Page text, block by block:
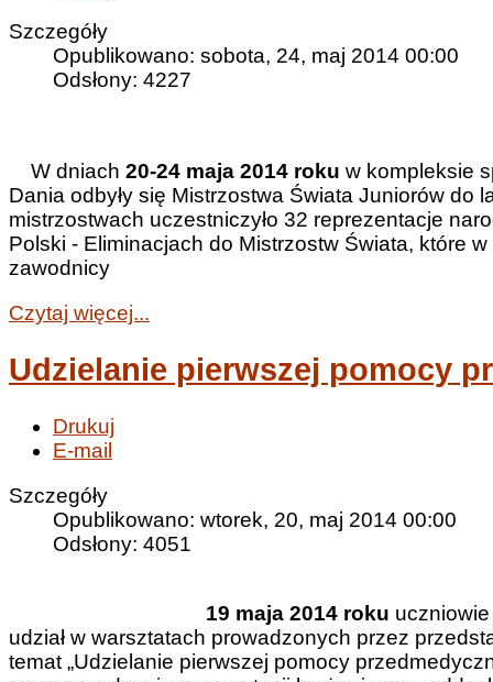
Szczegóły
Opublikowano: sobota, 24, maj 2014 00:00
Odsłony: 4227
W dniach 20-24 maja 2014 roku w kompleksie
Dania odbyły się Mistrzostwa Świata Juniorów do
mistrzostwach uczestniczyło 32 reprezentacje
Polski - Eliminacjach do Mistrzostw Świata, które
zawodnicy
Czytaj więcej...
Udzielanie pierwszej pomocy
Drukuj
E-mail
Szczegóły
Opublikowano: wtorek, 20, maj 2014 00:00
Odsłony: 4051
19 maja 2014 roku
udział w warsztatach prowadzonych przez
temat „Udzielanie pierwszej pomocy